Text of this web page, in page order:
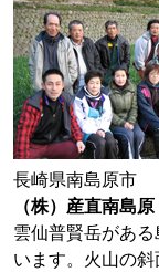
長崎県南島原市
（株）産直南島原
雲仙普賢岳があ
います。火山の